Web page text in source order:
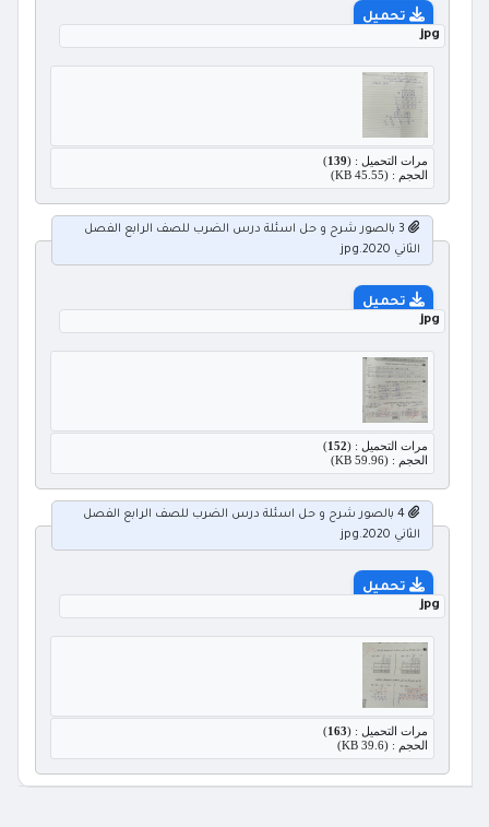
تحميل
jpg
مرات التحميل : (139
)
الحجم : (45.55 KB)
3 بالصور شرح و حل اسئلة درس الضرب للصف الرابع الفصل
الثاني 2020.jpg
تحميل
jpg
مرات التحميل : (152
)
الحجم : (59.96 KB)
4 بالصور شرح و حل اسئلة درس الضرب للصف الرابع الفصل
الثاني 2020.jpg
تحميل
jpg
مرات التحميل : (163
)
الحجم : (39.6 KB)